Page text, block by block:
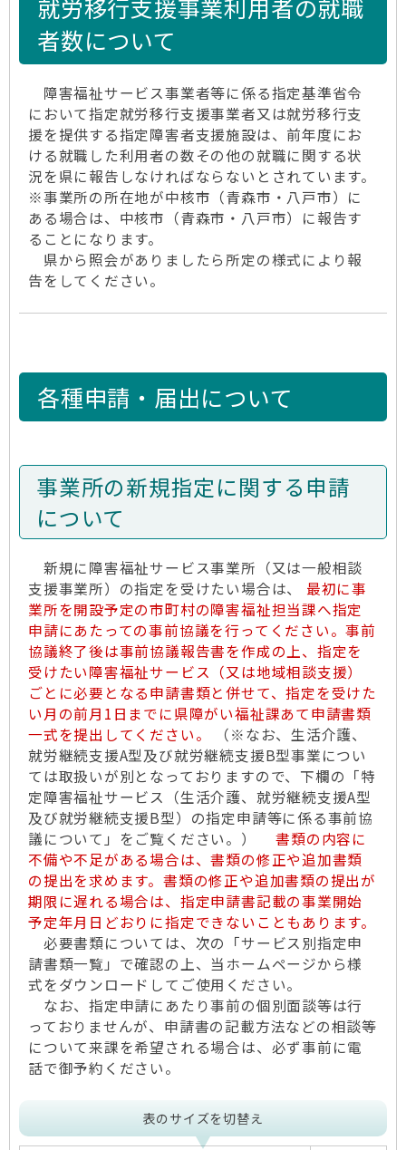
就労移行支援事業利用者の就職
者数について
障害福祉サービス事業者等に係る指定基準省令
において指定就労移行支援事業者又は就労移行支
援を提供する指定障害者支援施設は、前年度にお
ける就職した利用者の数その他の就職に関する状
況を県に報告しなければならないとされています。
※事業所の所在地が中核市（青森市・八戸市）に
ある場合は、中核市（青森市・八戸市）に報告す
ることになります。
県から照会がありましたら所定の様式により報
告をしてください。
各種申請・届出について
事業所の新規指定に関する申請
について
新規に障害福祉サービス事業所（又は一般相談
支援事業所）の指定を受けたい場合は、 最初に事
業所を開設予定の市町村の障害福祉担当課へ指定
申請にあたっての事前協議を行ってください。事前
協議終了後は事前協議報告書を作成の上、指定を
受けたい障害福祉サービス（又は地域相談支援）
ごとに必要となる申請書類と併せて、指定を受けた
い月の前月1日までに県障がい福祉課あて申請書類
一式を提出してください。
（※なお、生活介護、
就労継続支援A型及び就労継続支援B型事業につい
ては取扱いが別となっておりますので、下欄の「特
定障害福祉サービス（生活介護、就労継続支援A型
及び就労継続支援B型）の指定申請等に係る事前協
議について」をご覧ください。）
書類の内容に
不備や不足がある場合は、書類の修正や追加書類
の提出を求めます。書類の修正や追加書類の提出が
期限に遅れる場合は、指定申請書記載の事業開始
予定年月日どおりに指定できないこともあります。
必要書類については、次の「サービス別指定申
請書類一覧」で確認の上、当ホームページから様
式をダウンロードしてご使用ください。
なお、指定申請にあたり事前の個別面談等は行
っておりませんが、申請書の記載方法などの相談等
について来課を希望される場合は、必ず事前に電
話で御予約ください。
表のサイズを切替え